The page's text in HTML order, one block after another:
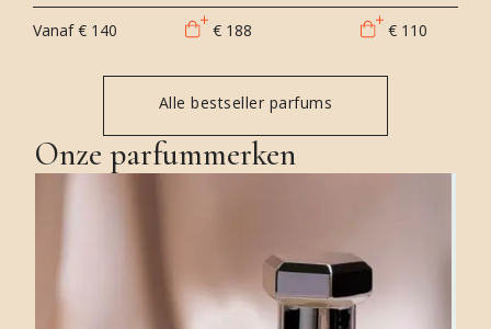
Vanaf € 140 € 188 € 110
Alle bestseller parfums
Onze parfummerken